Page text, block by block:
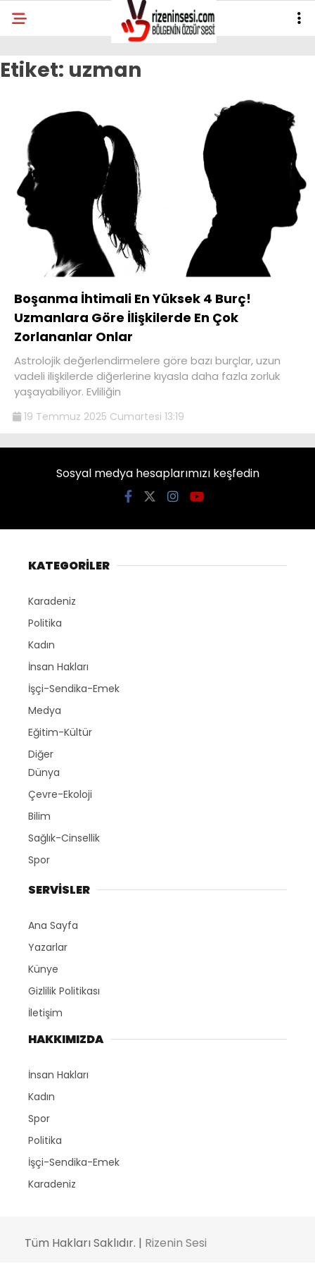
Etiket: uzman
Boşanma İhtimali En Yüksek 4 Burç!
Uzmanlara Göre İlişkilerde En Çok
Zorlananlar Onlar
Astrolojik değerlendirmelere göre bazı burçlar, uzun
vadeli ilişkilerde diğerlerine kıyasla daha fazla zorluk
yaşayabiliyor. Evliliğin
19 Temmuz 2025 Cumartesi 13:19
Sosyal medya hesaplarımızı keşfedin
KATEGORİLER
Karadeniz
Politika
Kadın
İnsan Hakları
İşçi-Sendika-Emek
Medya
Eğitim-Kültür
Diğer
Dünya
Çevre-Ekoloji
Bilim
Sağlık-Cinsellik
Spor
SERVİSLER
Ana Sayfa
Yazarlar
Künye
Gizlilik Politikası
İletişim
HAKKIMIZDA
İnsan Hakları
Kadın
Spor
Politika
İşçi-Sendika-Emek
Karadeniz
Tüm Hakları Saklıdır. | Rizenin Sesi